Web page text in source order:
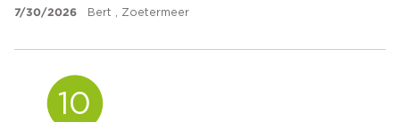
7/30/2026 Bert , Zoetermeer
10